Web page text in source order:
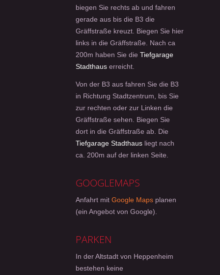
biegen Sie rechts ab und fahren
gerade aus bis die B3 die
Gräffstraße kreuzt. Biegen Sie hier
links in die Gräffstraße. Nach ca
200m haben Sie die Tiefgarage
Stadthaus erreicht.
Von der B3 aus fahren Sie die B3
in Richtung Stadtzentrum, bis Sie
zur rechten oder zur Linken die
Gräffstraße sehen. Biegen Sie
dort in die Gräffstraße ab. Die
Tiefgarage Stadthaus liegt nach
ca. 200m auf der linken Seite.
GOOGLEMAPS
Anfahrt mit Google Maps planen
(ein Angebot von Google).
PARKEN
In der Altstadt von Heppenheim
bestehen keine